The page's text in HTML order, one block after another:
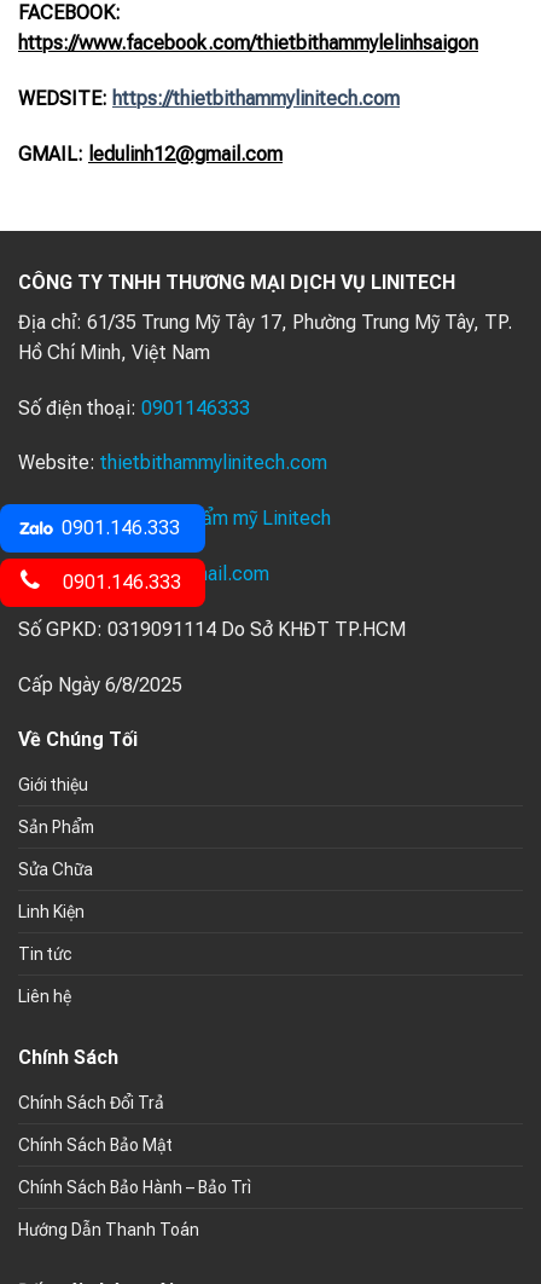
FACEBOOK:
https://www.facebook.com/thietbithammylelinhsaigon
WEDSITE: https://thietbithammylinitech.com
GMAIL: ledulinh12@gmail.com
CÔNG TY TNHH THƯƠNG MẠI DỊCH VỤ LINITECH
Địa chỉ: 61/35 Trung Mỹ Tây 17, Phường Trung Mỹ Tây, TP.
Hồ Chí Minh, Việt Nam
Số điện thoại: 0901146333
Website: thietbithammylinitech.com
Facebook: Thiết bị thẩm mỹ Linitech
Email:ledulinh12@gmail.com
Số GPKD: 0319091114 Do Sở KHĐT TP.HCM
Cấp Ngày 6/8/2025
Về Chúng Tối
Giới thiệu
Sản Phẩm
Sửa Chữa
Linh Kiện
Tin tức
Liên hệ
Chính Sách
Chính Sách Đổi Trả
Chính Sách Bảo Mật
Chính Sách Bảo Hành – Bảo Trì
Hướng Dẫn Thanh Toán
0901.146.333
0901.146.333